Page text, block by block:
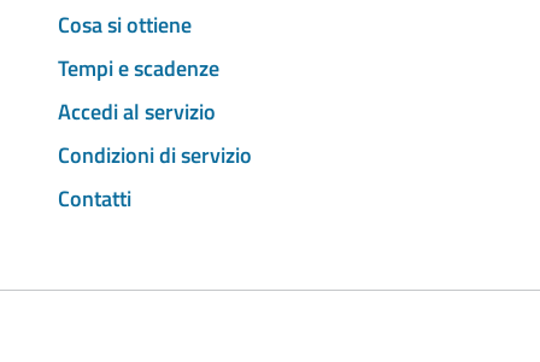
Cosa si ottiene
Tempi e scadenze
Accedi al servizio
Condizioni di servizio
Contatti